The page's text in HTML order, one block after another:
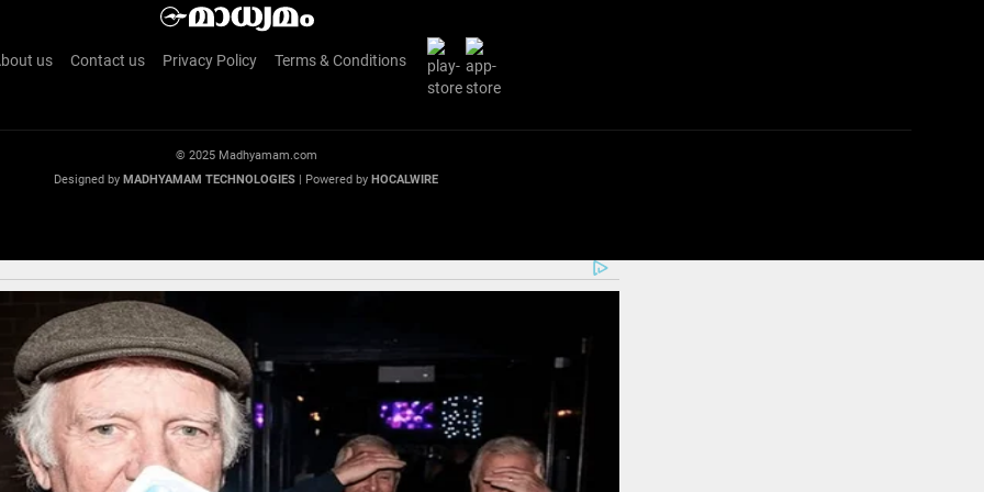
us Contact us Privacy Policy Terms & Conditions
© 2025 Madhyamam.com
Designed by MADHYAMAM TECHNOLOGIES | Powered by HOCALWIRE